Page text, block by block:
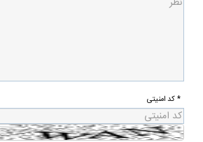
* کد امنیتی